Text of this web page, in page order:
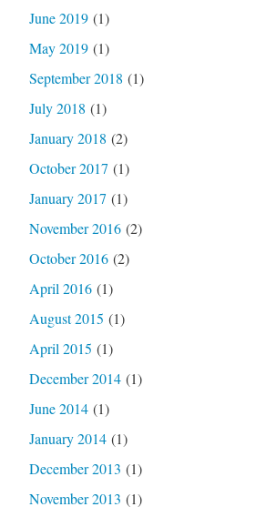
June 2019(1)
May 2019(1)
September 2018 (1)
July 2018 (1)
January 2018 (2)
October 2017 (1)
January 2017 (1)
November 2016(2)
October 2016(2)
April 2016(1)
August 2015 (1)
April 2015 (1)
December 2014(1)
June 2014(1)
January 2014(1)
December 2013 (1)
November 2013 (1)